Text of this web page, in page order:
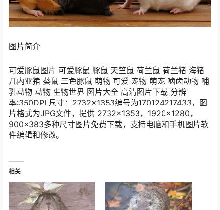
图片简介
可爱豚鼠图片 可爱豚鼠 豚鼠 天竺鼠 荷兰鼠 荷兰猪 海猪
几内亚猪 葵鼠 三色豚鼠 萌物 可爱 宠物 萌宠 啮齿动物 哺
乳动物 动物 生物世界 图片大全 高清图片下载 分辨
率:350DPI 尺寸：2732×1353编号为170124217433，图
片格式为JPG文件，提供 2732×1353，1920×1280，
900×383多种尺寸图片免费下载，支持电脑和手机图片软
件编辑和修改。
相关